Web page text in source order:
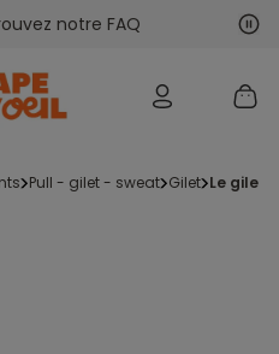
notre FAQ
pull - gilet - sweat gilet le gilet